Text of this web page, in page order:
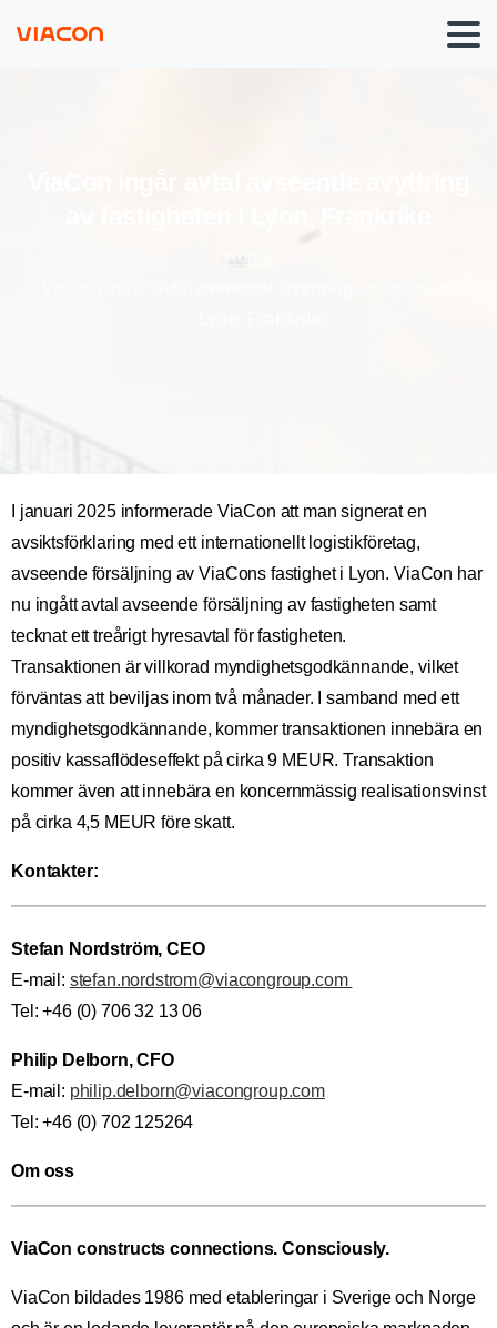
Home
I januari 2025 informerade ViaCon att man signerat en
avsiktsförklaring med ett internationellt logistikföretag,
avseende försäljning av ViaCons fastighet i Lyon. ViaCon har
nu ingått avtal avseende försäljning av fastigheten samt
tecknat ett treårigt hyresavtal för fastigheten.
Transaktionen är villkorad myndighetsgodkännande, vilket
förväntas att beviljas inom två månader. I samband med ett
myndighetsgodkännande, kommer transaktionen innebära en
positiv kassaflödeseffekt på cirka 9 MEUR. Transaktion
kommer även att innebära en koncernmässig realisationsvinst
på cirka 4,5 MEUR före skatt.
Kontakter:
Stefan Nordström, CEO
E-mail: stefan.nordstrom@viacongroup.com
Tel: +46 (0) 706 32 13 06
Philip Delborn, CFO
E-mail: philip.delborn@viacongroup.com
Tel: +46 (0) 702 125264
Om oss
ViaCon constructs connections. Consciously.
ViaCon bildades 1986 med etableringar i Sverige och Norge